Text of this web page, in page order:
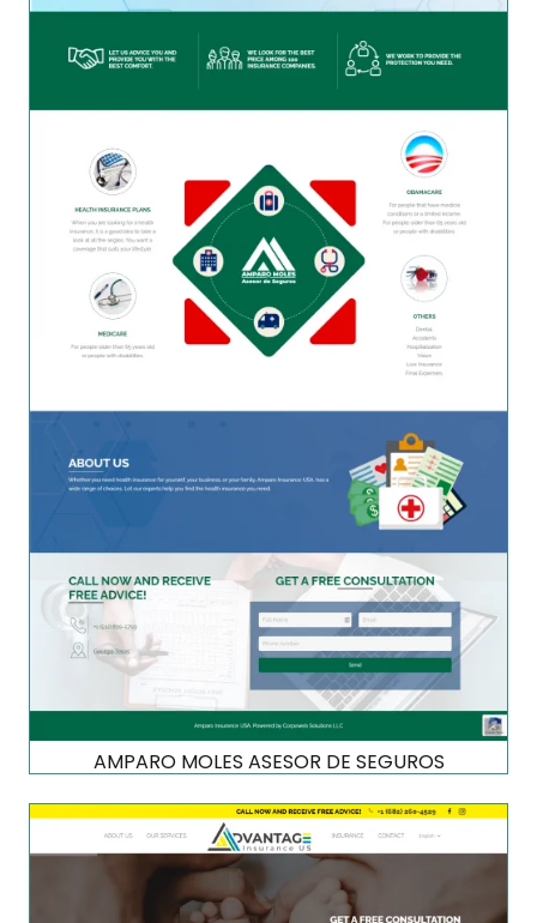
AMPARO MOLES ASESOR DE SEGUROS